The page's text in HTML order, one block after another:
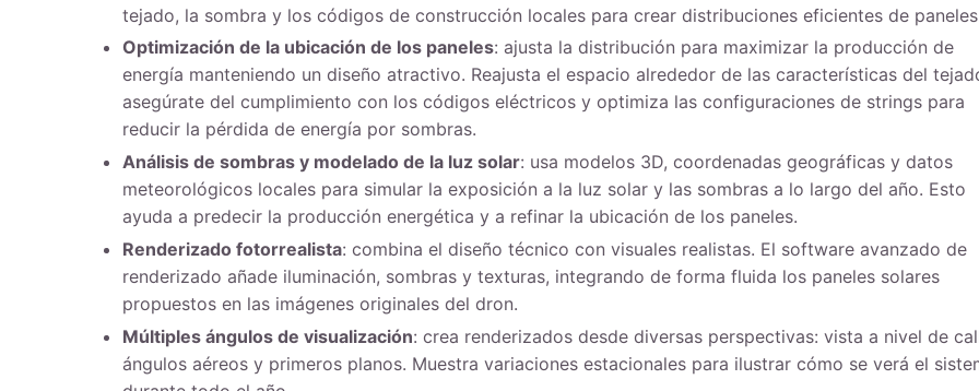
tejado, la sombra y los códigos de construcción locales para crear distribuciones eficientes de
Optimización de la ubicación de los paneles: ajusta la distribución para maximizar la producción de
energía manteniendo un diseño atractivo. Reajusta el espacio alrededor de las características del
asegúrate del cumplimiento con los códigos eléctricos y optimiza las configuraciones de strings para
reducir la pérdida de energía por sombras.
Análisis de sombras y modelado de la luz solar: usa modelos 3D, coordenadas geográficas y datos
meteorológicos locales para simular la exposición a la luz solar y las sombras a lo largo del año. Esto
ayuda a predecir la producción energética y a refinar la ubicación de los paneles.
Renderizado fotorrealista: combina el diseño técnico con visuales realistas. El software avanzado de
renderizado añade iluminación, sombras y texturas, integrando de forma fluida los paneles solares
propuestos en las imágenes originales del dron.
Múltiples ángulos de visualización: crea renderizados desde diversas perspectivas: vista a nivel de
ángulos aéreos y primeros planos. Muestra variaciones estacionales para ilustrar cómo se verá el